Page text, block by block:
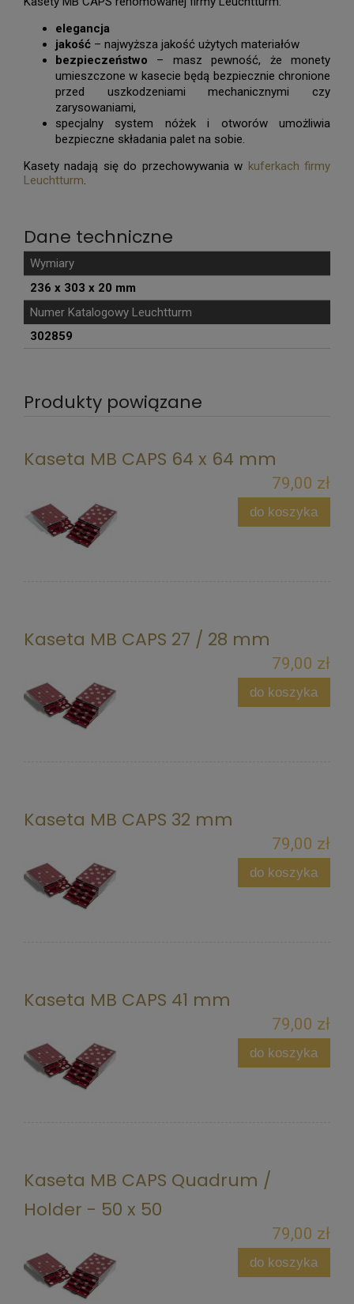
elegancja
jakość – najwyższa jakość użytych materiałów
bezpieczeństwo – masz pewność, że monety
umieszczone w kasecie będą bezpiecznie chronione
przed uszkodzeniami mechanicznymi czy
zarysowaniami,
specjalny system nóżek i otworów umożliwia
bezpieczne składania palet na sobie.
Kasety nadają się do przechowywania w kuferkach firmy
Leuchtturm.
Dane techniczne
Wymiary
236 x 303 x 20 mm
Numer Katalogowy Leuchtturm
302859
Produkty powiązane
Kaseta MB CAPS 64 x 64 mm
79,00 zł
do koszyka
Kaseta MB CAPS 27 / 28 mm
79,00 zł
do koszyka
Kaseta MB CAPS 32 mm
79,00 zł
do koszyka
Kaseta MB CAPS 41 mm
79,00 zł
do koszyka
Kaseta MB CAPS Quadrum /
Holder - 50 x 50
79,00 zł
do koszyka